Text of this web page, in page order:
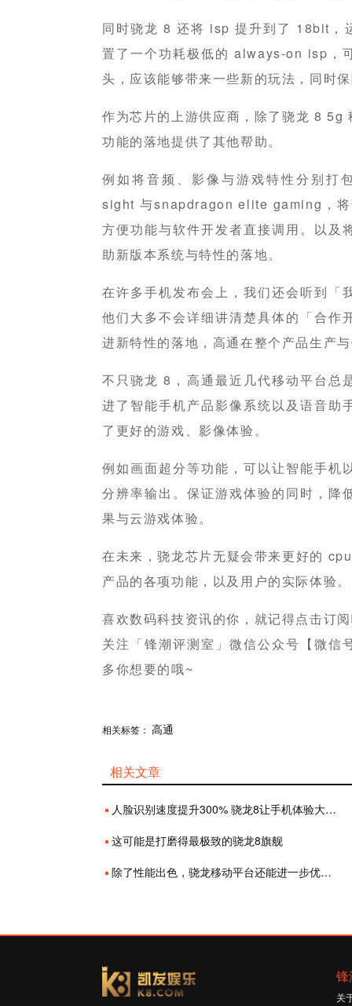
同时骁龙 8 还将 isp 提升到了 18bit，
置了一个功耗极低的 always-on isp，
头，应该能够带来一些新的玩法，同时
作为芯片的上游供应商，除了骁龙 8 5g
功能的落地提供了其他帮助。
例如将音频、影像与游戏特性分别
sight 与snapdragon elite gaming，
方便功能与软件开发者直接调用。以及
助新版本系统与特性的落地。
在许多手机发布会上，我们还会听到「
他们大多不会详细讲清楚具体的「合作
进新特性的落地，高通在整个产品生产
不只骁龙 8，高通最近几代移动平台总
进了智能手机产品影像系统以及语音助
了更好的游戏、影像体验。
例如画面超分等功能，可以让智能手机
分辨率输出。保证游戏体验的同时，降
果与云游戏体验。
在未来，骁龙芯片无疑会带来更好的
产品的各项功能，以及用户的实际体验。
喜欢数码科技资讯的你，就记得点击订
关注「锋潮评测室」微信公众号【微
多你想要的哦~
相关标签： 高通
分享 赞
相关文章
人脸识别速度提升300% 骁龙8让手机体验大幅提升
这可能是打磨得最极致的骁龙8旗舰
除了性能出色，骁龙移动平台还能进一步优化你的音频体验
锋
关